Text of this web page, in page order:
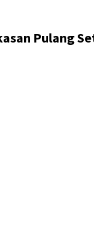
Pulang